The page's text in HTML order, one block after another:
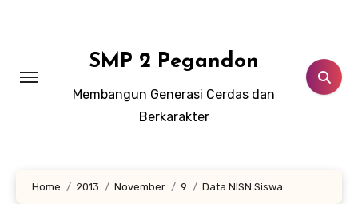
SMP 2 Pegandon
Membangun Generasi Cerdas dan
Berkarakter
Home 2013 November 9 Data NISN Siswa